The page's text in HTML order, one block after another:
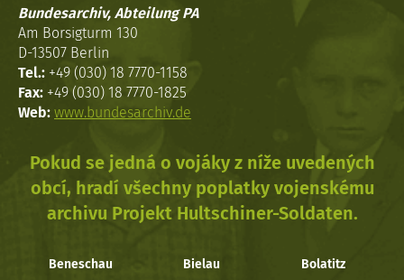
Bundesarchiv, Abteilung PA
Am Borsigturm 130
D-13507 Berlin
Tel.: +49 (030) 18 7770-1158
Fax: +49 (030) 18 7770-1825
Web: www.bundesarchiv.de
Pokud se jedná o vojáky z níže uvedených
obcí, hradí všechny poplatky vojenskému
archivu Projekt Hultschiner-Soldaten.
Beneschau Bielau Bolatitz